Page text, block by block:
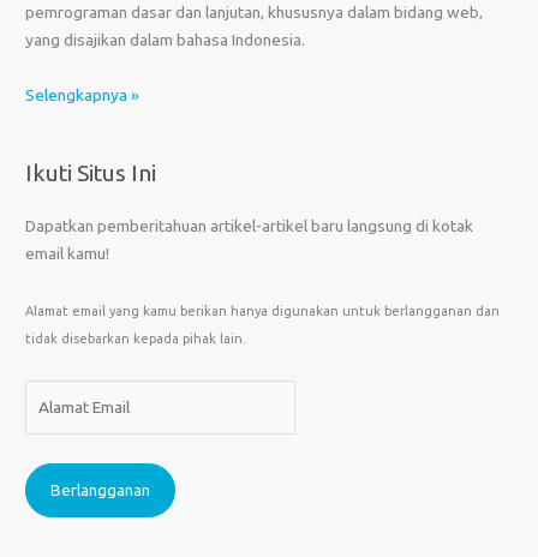
pemrograman dasar dan lanjutan, khususnya dalam bidang web,
yang disajikan dalam bahasa Indonesia.
Selengkapnya »
Ikuti Situs Ini
Dapatkan pemberitahuan artikel-artikel baru langsung di kotak
email kamu!
Alamat email yang kamu berikan hanya digunakan untuk berlangganan dan
tidak disebarkan kepada pihak lain.
m
a
Berlangganan